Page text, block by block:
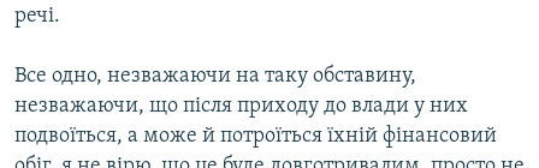
речі.
Все одно, незважаючи на таку обставину,
незважаючи, що після приходу до влади у них
подвоїться, а може й потроїться їхній фінансовий